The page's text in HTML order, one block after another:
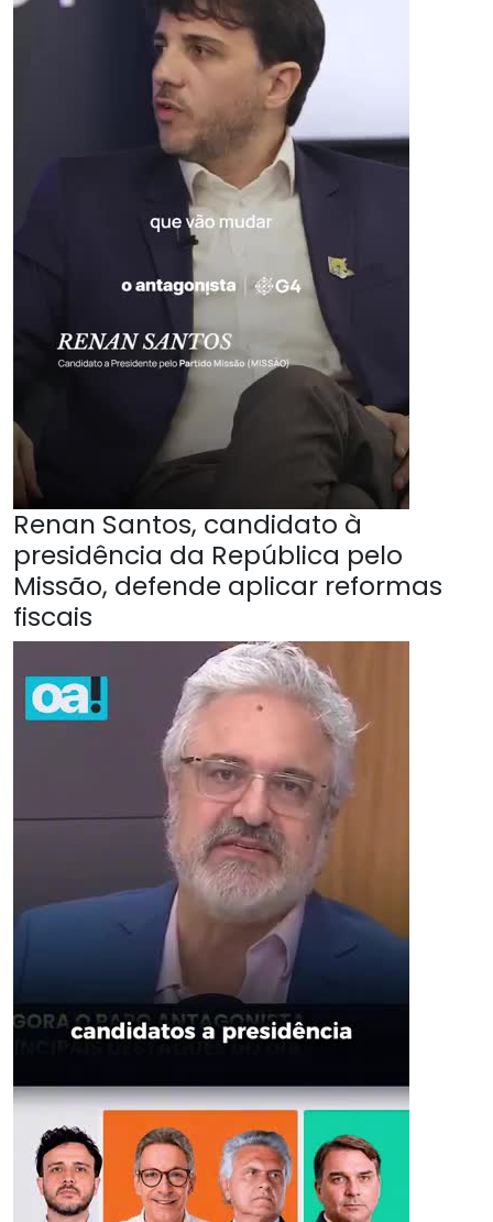
Renan Santos, candidato à
presidência da República pelo
Missão, defende aplicar reformas
fiscais